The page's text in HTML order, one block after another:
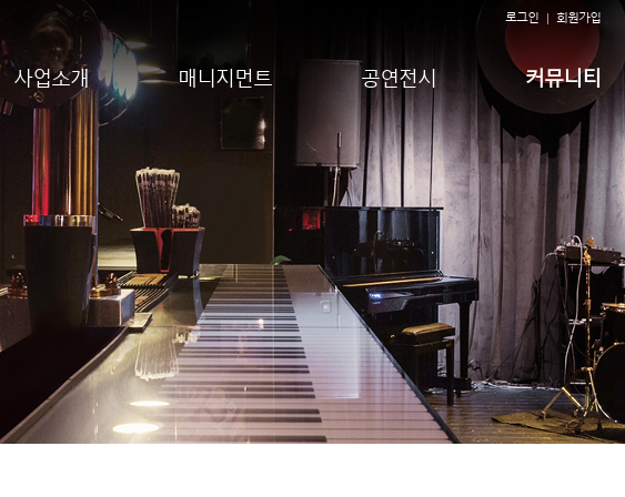
로그인 회원가입
사업소개 매니지먼트 공연전시 커뮤니티